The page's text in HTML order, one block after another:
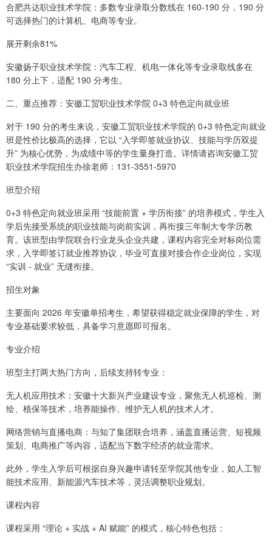
合肥共达职业技术学院：多数专业录取分数线在 160-190 分，190 分
可选择热门的计算机、电商等专业。
展开剩余81%
安徽扬子职业技术学院：汽车工程、机电一体化等专业录取线多在
180 分上下，适配 190 分考生。
二、重点推荐：安徽工贸职业技术学院 0+3 特色定向就业班
对于 190 分的考生来说，安徽工贸职业技术学院的 0+3 特色定向就业
班是性价比极高的选择，它以 “入学即签就业协议、技能与学历双提
升” 为核心优势，为成绩中等的学生量身打造。详情请咨询安徽工贸
职业技术学院招生办徐老师：131-3551-5970
班型介绍
0+3 特色定向就业班采用 “技能前置 + 学历衔接” 的培养模式，学生入
学后先接受系统的职业技能与岗前实训，再衔接三年制大专学历教
育。该班型由学院联合行业龙头企业共建，课程内容完全对标岗位需
求，入学即签订就业推荐协议，毕业可直接对接合作企业岗位，实现
“实训 - 就业” 无缝衔接。
招生对象
主要面向 2026 年安徽单招考生，希望获得稳定就业保障的学生，对
专业基础要求较低，具备学习意愿即可报名。
专业介绍
班型主打两大热门方向，后续支持转专业：
无人机应用技术：安徽十大新兴产业建设专业，聚焦无人机巡检、测
绘、植保等技术，培养能操作、维护无人机的技术人才。
网络营销与直播电商：与知了集团联合培养，涵盖直播运营、短视频
策划、电商推广等内容，适配当下数字经济的就业需求。
此外，学生入学后可根据自身兴趣申请转至学院其他专业，如人工智
能技术应用、新能源汽车技术等，灵活调整职业规划。
课程内容
课程采用 “理论 + 实战 + AI 赋能” 的模式，核心特色包括：